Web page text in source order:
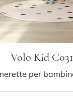
Volo Kid C031